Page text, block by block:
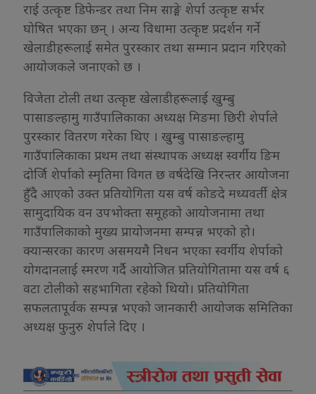
राई उत्कृष्ट डिफेन्डर तथा निम साङ्गे शेर्पा उत्कृष्ट सर्भर
घोषित भएका छन् । अन्य विधामा उत्कृष्ट प्रदर्शन गर्ने
खेलाडीहरूलाई समेत पुरस्कार तथा सम्मान प्रदान गरिएको
आयोजकले जनाएको छ ।
विजेता टोली तथा उत्कृष्ट खेलाडीहरूलाई खुम्बु
पासाङल्हामु गाउँपालिकाका अध्यक्ष मिङमा छिरी शेर्पाले
पुरस्कार वितरण गरेका थिए । खुम्बु पासाङल्हामु
गाउँपालिकाका प्रथम तथा संस्थापक अध्यक्ष स्वर्गीय ङिम
दोर्जि शेर्पाको स्मृतिमा विगत छ वर्षदेखि निरन्तर आयोजना
हुँदै आएको उक्त प्रतियोगिता यस वर्ष कोङदे मध्यवर्ती क्षेत्र
सामुदायिक वन उपभोक्ता समूहको आयोजनामा तथा
गाउँपालिकाको मुख्य प्रायोजनमा सम्पन्न भएको हो।
क्यान्सरका कारण असमयमै निधन भएका स्वर्गीय शेर्पाको
योगदानलाई स्मरण गर्दै आयोजित प्रतियोगितामा यस वर्ष ६
वटा टोलीको सहभागिता रहेको थियो। प्रतियोगिता
सफलतापूर्वक सम्पन्न भएको जानकारी आयोजक समितिका
अध्यक्ष फुनुरु शेर्पाले दिए ।